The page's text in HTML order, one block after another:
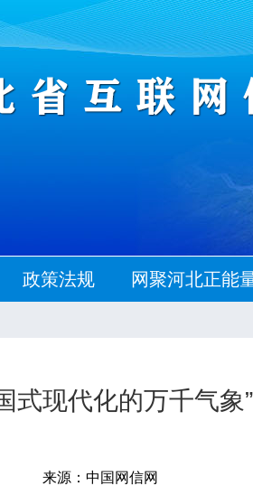
政策法规 网聚河北正能
式现代化的万千气
来源：中国网信网